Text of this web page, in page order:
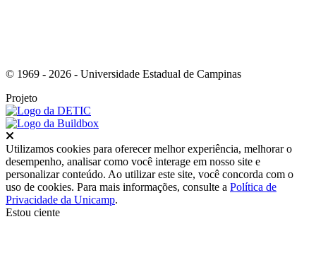
© 1969 - 2026 - Universidade Estadual de Campinas
Projeto
Utilizamos cookies para oferecer melhor experiência, melhorar o
desempenho, analisar como você interage em nosso site e
personalizar conteúdo. Ao utilizar este site, você concorda com o
uso de cookies. Para mais informações, consulte a Política de
Privacidade da Unicamp.
Estou ciente